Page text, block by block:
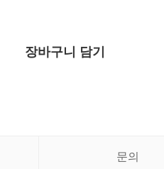
장바구니 담기
문의